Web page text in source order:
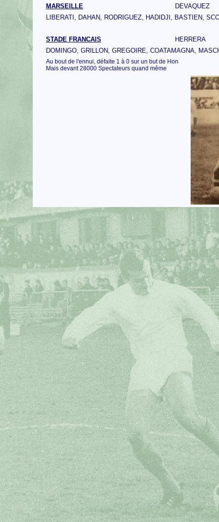
MARSEILLE
DEVAQUEZ
LIBERATI, DAHAN, RODRIGUEZ, HADIDJI, BASTIEN,
STADE FRANCAIS
HERRERA
DOMINGO, GRILLON, GREGOIRE, COATAMAGNA,
Au bout de l'ennui, défaite 1 à 0 sur un but de Hon
Mais devant 28000 Spectateurs quand même